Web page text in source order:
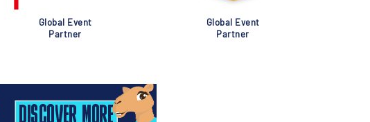
Global Event
Partner
Global Event
Partner